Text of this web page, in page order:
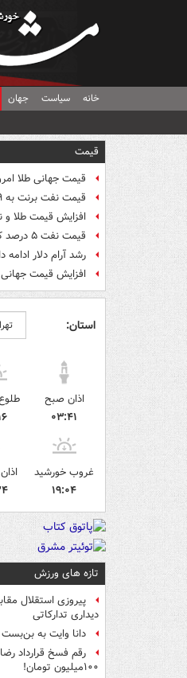
خانه سیاست جهان
قیمت
قیمت جهانی طلا امروز ۱۵
قیمت نفت برنت به ۷۹ دلار رسید
افزایش قیمت طلا و
قیمت نفت ۵ درصد کاهش یافت
رشد آرام دلار ادامه
افزایش قیمت جهانی
استان:
اذان صبح
۰۳:۴۱
غروب خورشید
۱۹:۰۴
تازه های ورزش
پیروزی استقلال
دیداری تدارکاتی
دانا وایت به
رقم فسخ قرارداد
۱۰۰میلیون تومان!